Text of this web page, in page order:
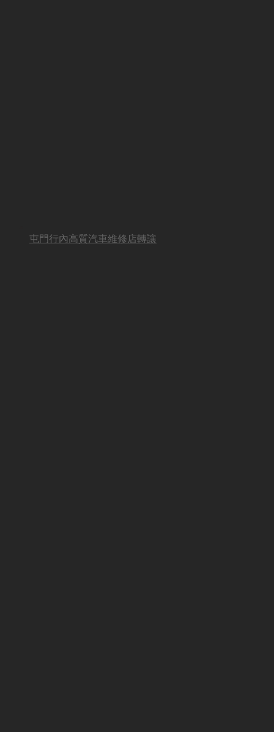
屯門行內高質汽車維修店轉讓